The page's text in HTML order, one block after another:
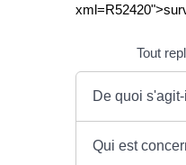
Tout
De quoi
Qui est